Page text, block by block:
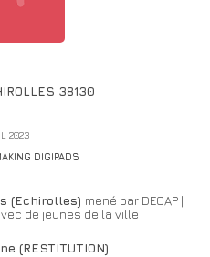
38130
2023
DIGIPADS
(Echirolles) mené par DECAP |
de jeunes de la ville
(RESTITUTION)